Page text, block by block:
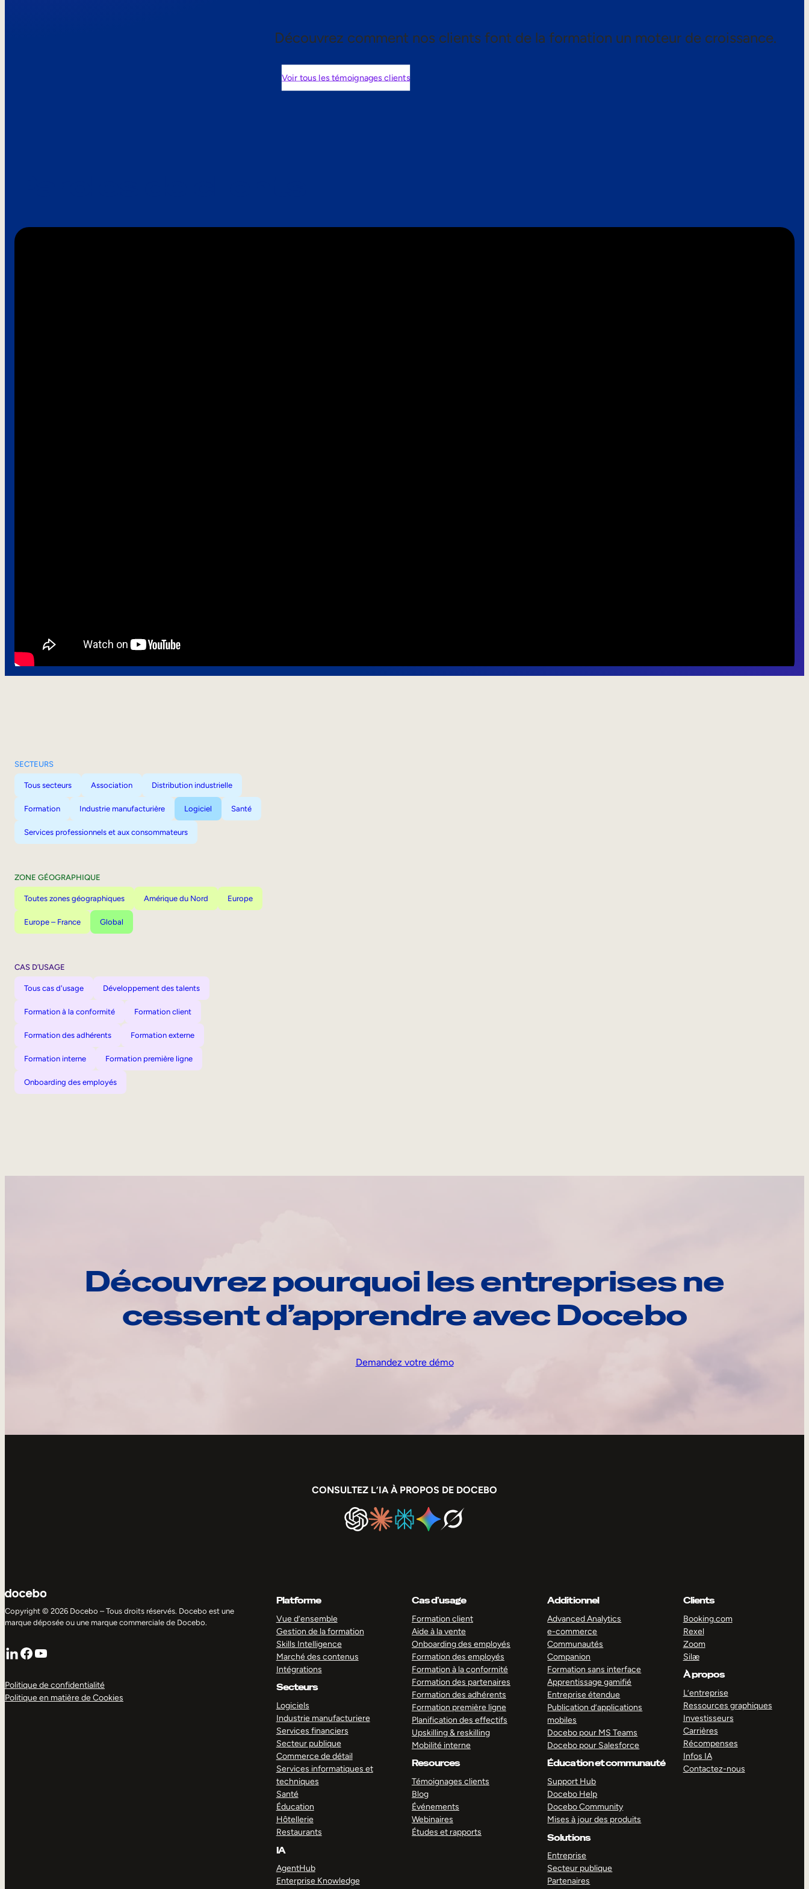
Découvrez comment nos clients font de la formation un moteur de croissance.
Voir tous les témoignages clients
SECTEURS
Tous secteurs Association Distribution industrielle
Formation Industrie manufacturière Logiciel Santé
Services professionnels et aux consommateurs
ZONE GÉOGRAPHIQUE
Toutes zones géographiques Amérique du Nord Europe
Europe – France Global
CAS D’USAGE
Tous cas d'usage Développement des talents
Formation à la conformité Formation client
Formation des adhérents Formation externe
Formation interne Formation première ligne
Onboarding des employés
Découvrez pourquoi les entreprises ne
cessent d’apprendre avec Docebo
Demandez votre démo
CONSULTEZ L’IA À PROPOS DE DOCEBO
Copyright © 2026 Docebo – Tous droits réservés. Docebo est une
marque déposée ou une marque commerciale de Docebo.
LinkedIn
Facebook
YouTube
Politique de confidentialité
Politique en matière de Cookies
Platforme
Vue d’ensemble
Gestion de la formation
Skills Intelligence
Marché des contenus
Intégrations
Secteurs
Logiciels
Industrie manufacturiere
Services financiers
Secteur publique
Commerce de détail
Services informatiques et
techniques
Santé
Éducation
Hôtellerie
Restaurants
IA
AgentHub
Enterprise Knowledge
Cas d’usage
Formation client
Aide à la vente
Onboarding des employés
Formation des employés
Formation à la conformité
Formation des partenaires
Formation des adhérents
Formation première ligne
Planification des effectifs
Upskilling & reskilling
Mobilité interne
Resources
Témoignages clients
Blog
Événements
Webinaires
Études et rapports
Additionnel
Advanced Analytics
e-commerce
Communautés
Companion
Formation sans interface
Apprentissage gamifié
Entreprise étendue
Publication d’applications
mobiles
Docebo pour MS Teams
Docebo pour Salesforce
Éducation et communauté
Support Hub
Docebo Help
Docebo Community
Mises à jour des produits
Solutions
Entreprise
Secteur publique
Partenaires
Clients
Booking.com
Rexel
Zoom
Silæ
À propos
L’entreprise
Ressources graphiques
Investisseurs
Carrières
Récompenses
Infos IA
Contactez-nous